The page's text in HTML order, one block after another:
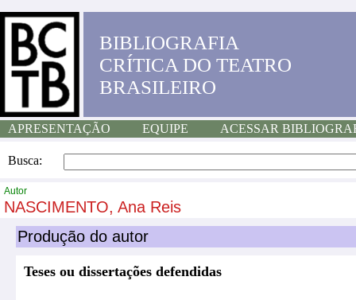
BIBLIOGRAFIA
CRÍTICA DO TEATRO
BRASILEIRO
APRESENTAÇÃO EQUIPE ACESSAR
Busca:
Autor
NASCIMENTO, Ana Reis
Produção do autor
Teses ou dissertações defendidas